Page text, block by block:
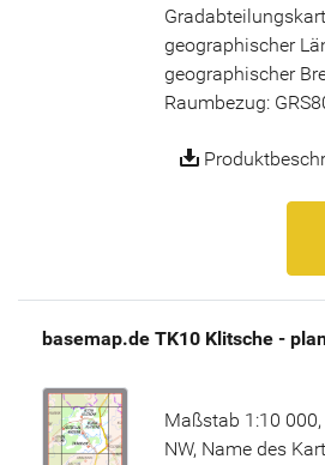
geographischer
geographischer
Raumbezug:
basemap.de TK10 Klitsche -
Maßstab 1:10
NW, Name des